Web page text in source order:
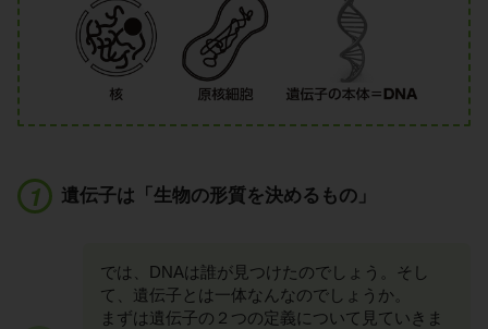
遺伝子は「生物の形質を決めるもの」
では、DNAは誰が見つけたのでしょう。そし
て、遺伝子とは一体なんなのでしょうか。
まずは遺伝子の２つの定義について見ていきま